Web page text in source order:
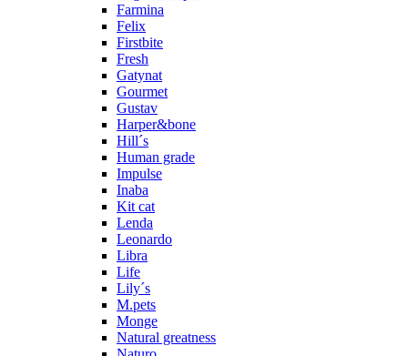
Farmina
Felix
Firstbite
Fresh
Gatynat
Gourmet
Gustav
Harper&bone
Hill´s
Human grade
Impulse
Inaba
Kit cat
Lenda
Leonardo
Libra
Life
Lily´s
M.pets
Monge
Natural greatness